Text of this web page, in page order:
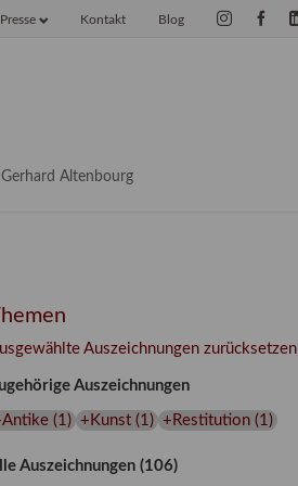
Blog
Kontakt
Presse
Gerhard Altenbourg
Auszeichnungen zurücksetzen
Auszeichnungen
(1 ) +Kunst(1 ) +Restitution(1 )
Auszeichnungen (106)